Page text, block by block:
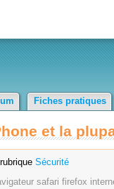
Fiches pratiques
et la
Sécurité
safari firefox